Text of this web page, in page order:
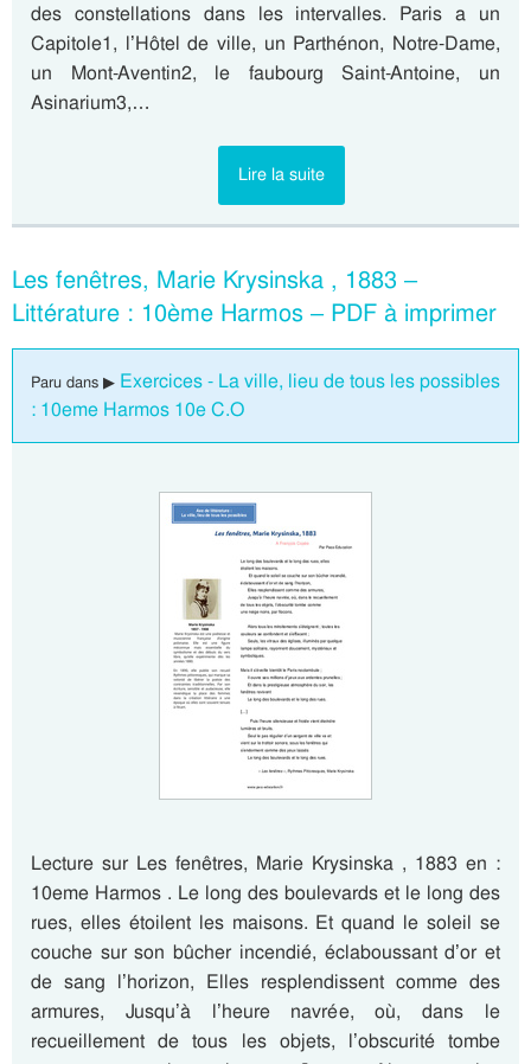
des constellations dans les intervalles. Paris a un
Capitole1, l’Hôtel de ville, un Parthénon, Notre-Dame,
un Mont-Aventin2, le faubourg Saint-Antoine, un
Asinarium3,…
Lire la suite
Les fenêtres, Marie Krysinska , 1883 –
Littérature : 10ème Harmos – PDF à imprimer
Paru dans ▶ Exercices - La ville, lieu de tous les possibles
: 10eme Harmos 10e C.O
Lecture sur Les fenêtres, Marie Krysinska , 1883 en :
10eme Harmos . Le long des boulevards et le long des
rues, elles étoilent les maisons. Et quand le soleil se
couche sur son bûcher incendié, éclaboussant d’or et
de sang l’horizon, Elles resplendissent comme des
armures, Jusqu’à l’heure navrée, où, dans le
recueillement de tous les objets, l’obscurité tombe